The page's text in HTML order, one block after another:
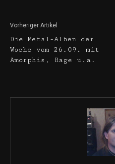
Vorheriger Artikel
Die Metal-Alben der
Woche vom 26.09. mit
Amorphis, Rage u.a.